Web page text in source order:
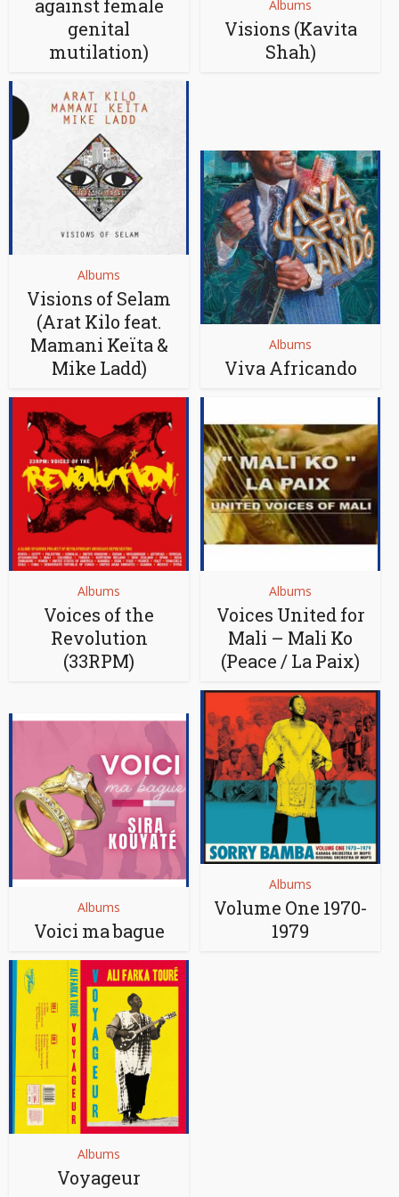
against female
genital
mutilation)
Albums
Visions (Kavita
Shah)
Albums
Visions of Selam
(Arat Kilo feat.
Mamani Keïta &
Mike Ladd)
Albums
Viva Africando
Albums
Voices of the
Revolution
(33RPM)
Albums
Voices United for
Mali – Mali Ko
(Peace / La Paix)
Albums
Voici ma bague
Albums
Volume One 1970-
1979
Albums
Voyageur